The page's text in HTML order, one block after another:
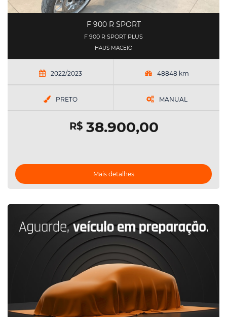
F 900 R SPORT
F 900 R SPORT PLUS
HAUS MACEIO
2022/2023 48848 km
PRETO MANUAL
R$38.900,00
Mais detalhes